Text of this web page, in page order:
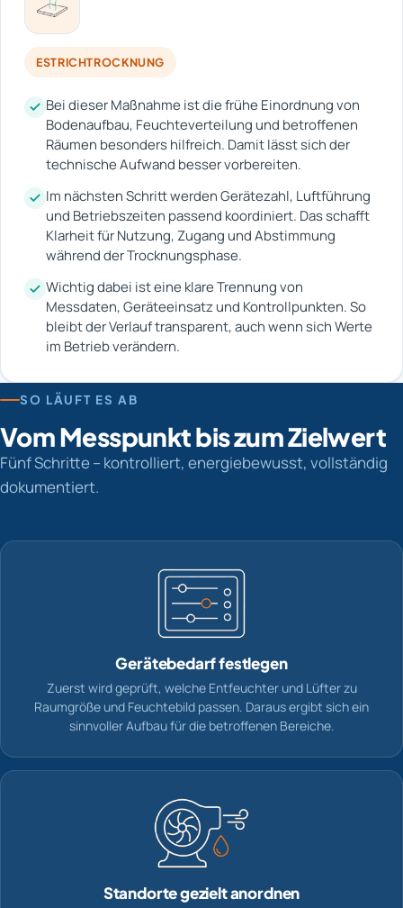
ESTRICHTROCKNUNG
Bei dieser Maßnahme ist die frühe Einordnung von
Bodenaufbau, Feuchteverteilung und betroffenen
Räumen besonders hilfreich. Damit lässt sich der
technische Aufwand besser vorbereiten.
Im nächsten Schritt werden Gerätezahl, Luftführung
und Betriebszeiten passend koordiniert. Das schafft
Klarheit für Nutzung, Zugang und Abstimmung
während der Trocknungsphase.
Wichtig dabei ist eine klare Trennung von
Messdaten, Geräteeinsatz und Kontrollpunkten. So
bleibt der Verlauf transparent, auch wenn sich Werte
im Betrieb verändern.
SO LÄUFT ES AB
Vom Messpunkt bis zum Zielwert
Fünf Schritte – kontrolliert, energiebewusst, vollständig
dokumentiert.
Gerätebedarf festlegen
Zuerst wird geprüft, welche Entfeuchter und Lüfter zu
Raumgröße und Feuchtebild passen. Daraus ergibt sich ein
sinnvoller Aufbau für die betroffenen Bereiche.
Standorte gezielt anordnen